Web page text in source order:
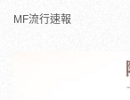
MF流行速報